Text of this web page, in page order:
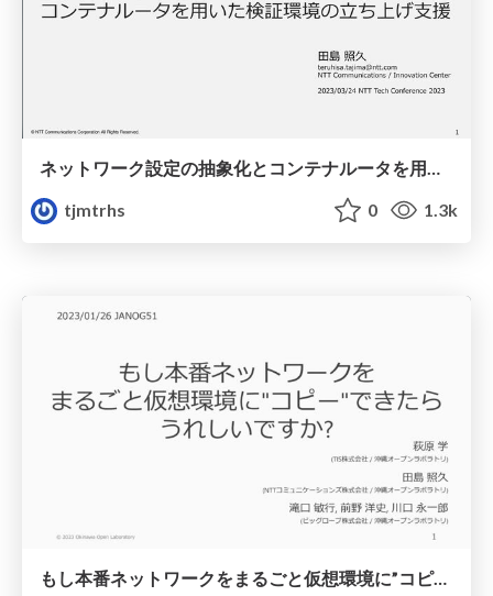
ネットワーク設定の抽象化とコンテナルータを用いた検証環境の立ち上げ支援
tjmtrhs
0 1.3k
もし本番ネットワークをまるごと仮想環境に”コピー”できたらうれしいですか?